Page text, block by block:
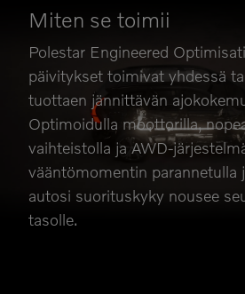
Miten se toimii
Polestar Engineered
päivitykset toimivat yhdessä
tuottaen jännittävän
Optimoidulla moottorilla,
vaihteistolla ja AWD-
vääntömomentin parannetulla
autosi suorituskyky nousee